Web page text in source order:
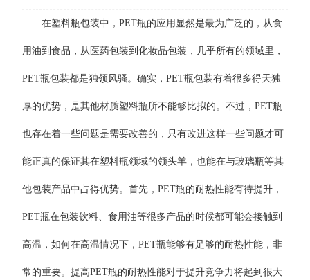
在塑料瓶包装中，PET瓶的应用显然是最为广泛的，从食
用油到食品，从医药包装到化妆品包装，几乎所有的领域里，
PET瓶包装都是独领风骚。确实，PET瓶包装有着很多得天独
厚的优势，是其他材质塑料瓶所不能够比拟的。不过，PET瓶
也存在着一些问题是需要改善的，只有改进这样一些问题才可
能正真的保证其在塑料瓶领域的领头羊，也能在与玻璃瓶等其
他包装产品中占得优势。首先，PET瓶的耐热性能有待提升，
PET瓶在包装饮料、食用油等很多产品的时候都可能会接触到
高温，如何在高温情况下，PET瓶能够有足够的耐热性能，非
常的重要。提高PET瓶的耐热性能对于提升竞争力将起到很大